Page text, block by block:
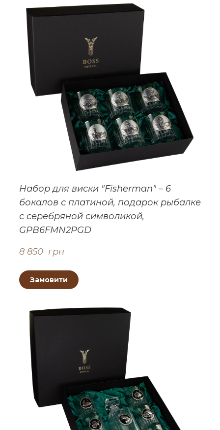
Набор для виски "Fisherman" – 6
бокалов с платиной, подарок рыбалке
с серебряной символикой,
GPB6FMN2PGD
8 850  грн
Замовити